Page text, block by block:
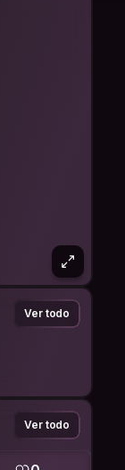
Ver todo
Ver todo